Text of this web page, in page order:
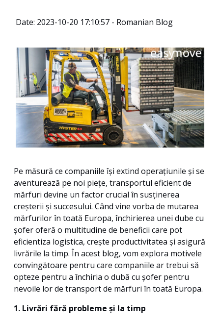
Date: 2023-10-20 17:10:57 - Romanian Blog
Pe măsură ce companiile își extind operațiunile și se
aventurează pe noi piețe, transportul eficient de
mărfuri devine un factor crucial în susținerea
creșterii și succesului. Când vine vorba de mutarea
mărfurilor în toată Europa, închirierea unei dube cu
șofer oferă o multitudine de beneficii care pot
eficientiza logistica, crește productivitatea și asigură
livrările la timp. În acest blog, vom explora motivele
convingătoare pentru care companiile ar trebui să
opteze pentru a închiria o dubă cu șofer pentru
nevoile lor de transport de mărfuri în toată Europa.
1. Livrări fără probleme și la timp